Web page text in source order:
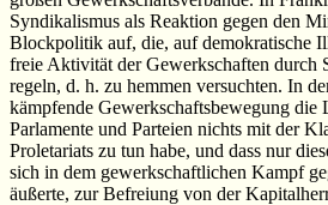
Syndikalismus als Reaktion gegen den
Blockpolitik auf, die, auf demokratische
freie Aktivität der Gewerkschaften durch
regeln, d. h. zu hemmen versuchten. In
kämpfende Gewerkschaftsbewegung die
Parlamente und Parteien nichts mit der
Proletariats zu tun habe, und dass nur
sich in dem gewerkschaftlichen Kampf
äußerte, zur Befreiung von der